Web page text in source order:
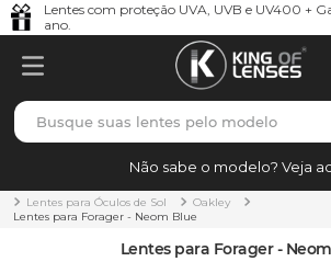
Lentes com proteção UVA, UVB e UV400 +
ano.
Busque suas lentes pelo modelo
Não sabe o modelo? Veja
Lentes para Óculos de Sol
Oakley
Lentes para Forager - Neom Blue
Lentes para Forager -
TERMOS MAIS BUSCADOS
1º borrachas
holbrook